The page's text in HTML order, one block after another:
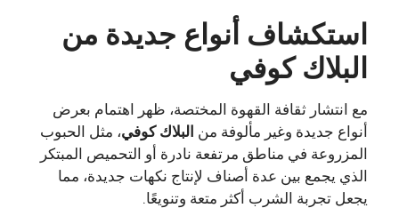
استكشاف أنواع جديدة من
البلاك كوفي
مع انتشار ثقافة القهوة المختصة، ظهر اهتمام بعرض
أنواع جديدة وغير مألوفة من البلاك كوفي، مثل الحبوب
المزروعة في مناطق مرتفعة نادرة أو التحميص المبتكر
الذي يجمع بين عدة أصناف لإنتاج نكهات جديدة، مما
يجعل تجربة الشرب أكثر متعة وتنويعًا.